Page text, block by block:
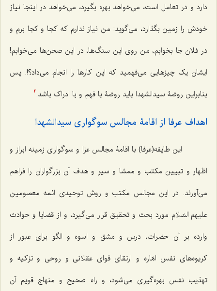
دارد و در تعامل است، می‌خواهد بهره بگیرد، می‌خواهد در اینجا نیاز
خودش را زمین بگذارد، می‌گوید: من نیاز ندارم که کجا و کجا برم و
در فلان جا بخوابم، من روی این سنگ‌ها، در این صحن‌ها می‌خوابم!
ایشان یک چیزهایی می‌فهمید که این کارها را انجام می‌داد؟!. پس
بنابراین روضۀ سیدالشهدا باید روضۀ با فهم و با ادراک باشد.2
اهداف عرفا از اقامۀ مجالس سوگواری سیدالشهدا
این طایفه(عرفا) با اقامۀ مجالس عزا و سوگواری زمینه ابراز و
اظهار و تبیین مکتب و ممشا و سیر و هدف آن بزرگواران را فراهم
می‌آورند. در این مجالس مکتب و روش توحیدی ائمه معصومین
علیهم السّلام مورد بحث و تحقیق قرار می‌گیرد، و از قضایا و حوادث
وارده بر آن حضرات، درس و مشق و اسوه و الگو برای عبور از
کریوه‌های نفس امّاره و ارتقای قوای عقلانی و روحی و تزکیه و
تهذیب نفس بهره‌گیری می‌شود، و راه صحیح و منهاج قویم آن